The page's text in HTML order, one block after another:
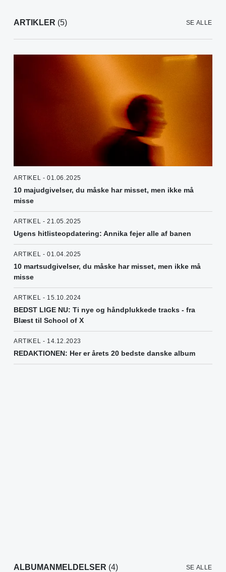
ARTIKLER (5) SE ALLE
ARTIKEL - 01.06.2025
10 majudgivelser, du måske har misset, men ikke må
misse
ARTIKEL - 21.05.2025
Ugens hitlisteopdatering: Annika fejer alle af banen
ARTIKEL - 01.04.2025
10 martsudgivelser, du måske har misset, men ikke må
misse
ARTIKEL - 15.10.2024
BEDST LIGE NU: Ti nye og håndplukkede tracks - fra
Blæst til School of X
ARTIKEL - 14.12.2023
REDAKTIONEN: Her er årets 20 bedste danske album
ALBUMANMELDELSER (4) SE ALLE